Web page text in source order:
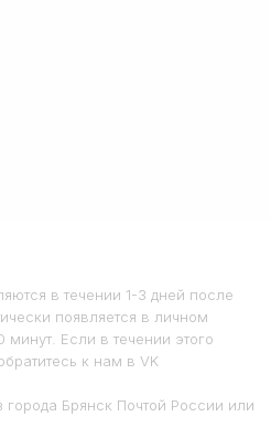
в течении 1-3 дней после
появляется в личном
Если в течении этого
к нам в VK
города Брянск Почтой России или